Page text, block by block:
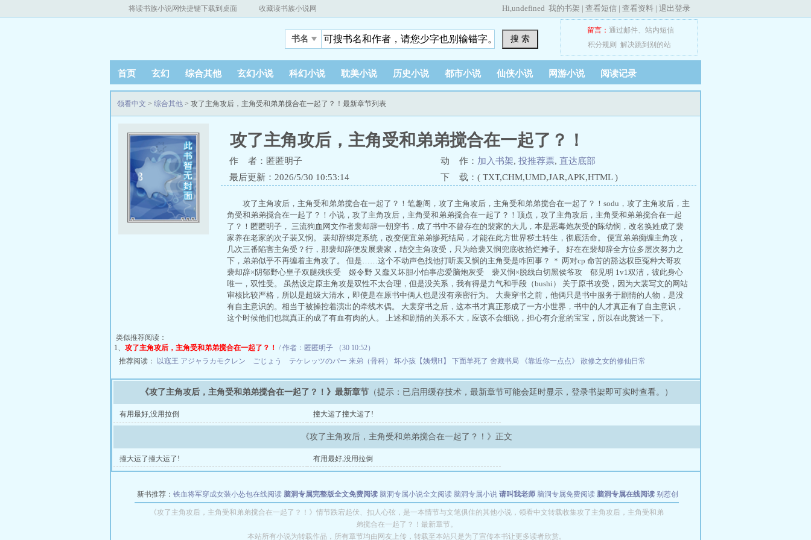
将读书族小说网快捷键下载到桌面 收藏读书族小说网 Hi,undefined 我的书架 | 查看短信 | 查看资料 | 退出登录
书名 搜 索
留言： 通过邮件、 站内短信
积分规则
解决跳到别的站
首页 玄幻 综合其他 玄幻小说 科幻小说 耽美小说 历史小说 都市小说 仙侠小说 网游小说 阅读记录
领看中文 > 综合其他 > 攻了主角攻后，主角受和弟弟搅合在一起了？！最新章节列表
攻了主角攻后，主角受和弟弟搅合在一起了？！
作 者：匿匿明子 动 作： 加入书架, 投推荐票, 直达底部
最后更新：2026/5/30 10:53:14
下 载：( TXT,CHM,UMD,JAR,APK,HTML )
攻了主角攻后，主角受和弟弟搅合在一起了？！笔趣阁，攻了主角攻后，主角受和弟弟搅合在一起了？！sodu，攻了主角攻后，主
角受和弟弟搅合在一起了？！小说，攻了主角攻后，主角受和弟弟搅合在一起了？！顶点，攻了主角攻后，主角受和弟弟搅合在一起
了？！匿匿明子， 三流狗血网文作者裴却辞一朝穿书，成了书中不曾存在的裴家的大儿，本是恶毒炮灰受的陈幼悯，改名换姓成了裴
家养在老家的次子裴又悯。 裴却辞绑定系统，改变便宜弟弟惨死结局，才能在此方世界秽土转生，彻底活命。 便宜弟弟痴缠主角攻，
几次三番陷害主角受？行，那裴却辞便发展裴家，结交主角攻受，只为给裴又悯兜底收拾烂摊子。 好在在裴却辞全方位多层次努力之
下，弟弟似乎不再缠着主角攻了。 但是……这个不动声色找他打听裴又悯的主角受是咋回事？ ＊ 两对cp 命苦的豁达权臣冤种大哥攻
裴却辞×阴郁野心皇子双腿残疾受 姬令野 又蠢又坏胆小怕事恋爱脑炮灰受 裴又悯×脱线白切黑侯爷攻 郁见明 1v1双洁，彼此身心
唯一，双性受。 虽然设定原主角攻是双性不太合理，但是没关系，我有得是力气和手段（bushi） 关于原书攻受，因为大裴写文的网站
审核比较严格，所以是超级大清水，即使是在原书中俩人也是没有亲密行为。 大裴穿书之前，他俩只是书中服务于剧情的人物，是没
有自主意识的。相当于被操控着演出的牵线木偶。 大裴穿书之后，这本书才真正形成了一方小世界，书中的人才真正有了自主意识，
这个时候他们也就真正的成了有血有肉的人。 上述和剧情的关系不大，应该不会细说，担心有介意的宝宝，所以在此赘述一下。
类似推荐阅读：
1、 攻了主角攻后，主角受和弟弟搅合在一起了？！ / 作者：匿匿明子 （30 10:52）
推荐阅读：
以寇王 アジャラカモクレン ごじょう テケレッツのパー 来弟（骨科） 坏小孩【姨甥H】 下面羊死了 舍藏书局 《靠近你一点点》 散修之女的修仙日常
《攻了主角攻后，主角受和弟弟搅合在一起了？！》最新章节 （提示：已启用缓存技术，最新章节可能会延时显示，登录书架即可实时查看。）
有用最好,没用拉倒 撞大运了撞大运了!
《攻了主角攻后，主角受和弟弟搅合在一起了？！》正文
撞大运了撞大运了! 有用最好,没用拉倒
新书推荐： 铁血将军穿成女装小怂包在线阅读 脑洞专属完整版全文免费阅读 脑洞专属小说全文阅读 脑洞专属小说 请叫我老师 脑洞专属免费阅读 脑洞专属在线阅读 别惹创
世者
穿书第一天就结婚小说全文阅读
《攻了主角攻后，主角受和弟弟搅合在一起了？！》情节跌宕起伏、扣人心弦，是一本情节与文笔俱佳的其他小说，领看中文转载收集攻了主角攻后，主角受和弟
弟搅合在一起了？！最新章节。
本站所有小说为转载作品，所有章节均由网友上传，转载至本站只是为了宣传本书让更多读者欣赏。